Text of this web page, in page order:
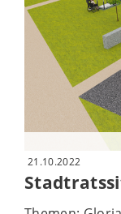
21.10.2022